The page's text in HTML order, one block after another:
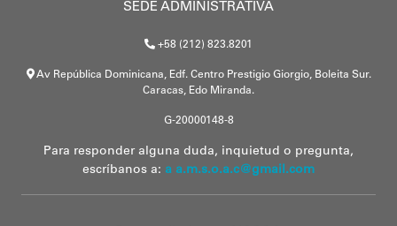
SEDE ADMINISTRATIVA
+58 (212) 823.8201
Av República Dominicana, Edf. Centro Prestigio Giorgio, Boleita Sur.
Caracas, Edo Miranda.
G-20000148-8
Para responder alguna duda, inquietud o pregunta,
escríbanos a: a a.m.s.o.a.c@gmail.com